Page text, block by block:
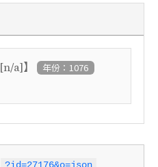
[n/a]】 年份：1076